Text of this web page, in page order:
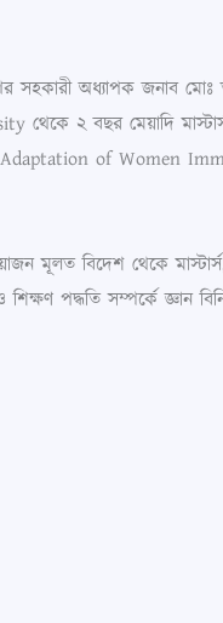
সহকারী অধ্যাপক জনাব
২ বছর মেয়াদি মাস্টার্স
Adaptation of Women
মূলত বিদেশ থেকে
পদ্ধতি সম্পর্কে জ্ঞান